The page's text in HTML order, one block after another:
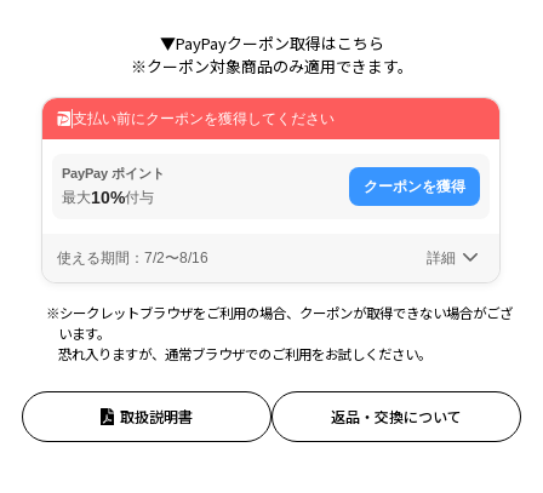
▼PayPayクーポン取得はこちら
※クーポン対象商品のみ適用できます。
※シークレットブラウザをご利用の場合、クーポンが取得できない場合がござ
います。
恐れ入りますが、通常ブラウザでのご利用をお試しください。
取扱説明書 返品・交換について